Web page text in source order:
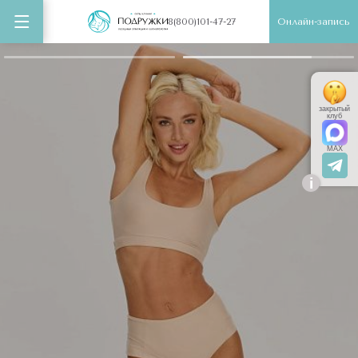
8(800)101-47-27 Онлайн-запись
i
закрытый
клуб
MAX